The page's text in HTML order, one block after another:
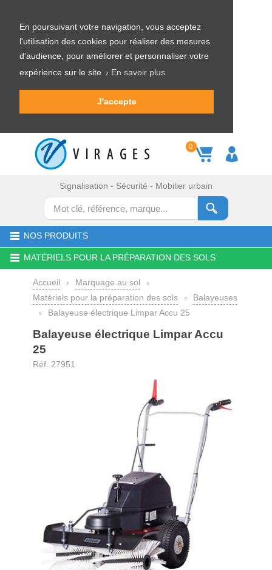
En poursuivant votre navigation, vous acceptez
l'utilisation des cookies pour réaliser des mesures
d'audience, pour améliorer et personnaliser votre
expérience sur le site › En savoir plus
J'accepte
0
Signalisation - Sécurité - Mobilier urbain
NOS PRODUITS
MATÉRIELS POUR LA PRÉPARATION DES SOLS
Accueil › Marquage au sol
›
Matériels pour la préparation des sols
›
Balayeuses
›
Balayeuse électrique Limpar Accu 25
Balayeuse électrique Limpar Accu
25
Réf. 27951